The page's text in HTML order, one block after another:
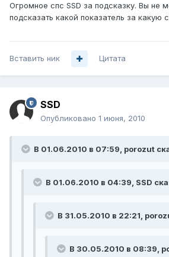
Огромное спс SSD за подсказку. Вы не
подсказать какой показатель за какую
Вставить ник Цитата
SSD
Опубликовано 1 июня, 2010
В 01.06.2010 в 07:59, porozut
В 01.06.2010 в 04:39, SSD
В 31.05.2010 в 22:21,
В 30.05.2010 в 08:39,